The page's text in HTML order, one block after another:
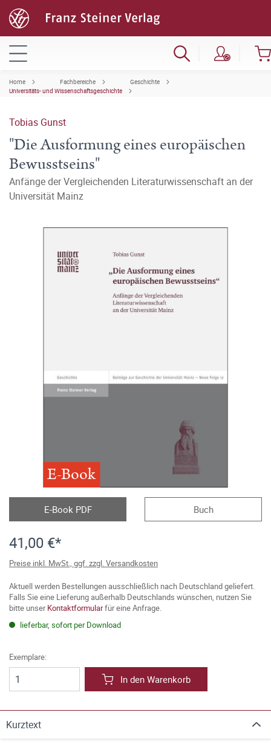
Home Fachbereiche
Geschichte
Universitäts- und Wissenschaftsgeschichte
Tobias Gunst
"Die Ausformung eines europäischen
Bewusstseins"
Anfänge der Vergleichenden Literaturwissenschaft an der
Universität Mainz
E-Book
E-Book PDF Buch
41,00 €*
Preise inkl. MwSt., ggf. zzgl. Versandkosten
Aktuell werden Bestellungen ausschließlich nach Deutschland geliefert.
Falls Sie eine Lieferung außerhalb Deutschlands wünschen, nutzen Sie
bitte unserKontaktformularfür eine Anfrage.
lieferbar, sofort per Download
Exemplare:
In den Warenkorb
Kurztext